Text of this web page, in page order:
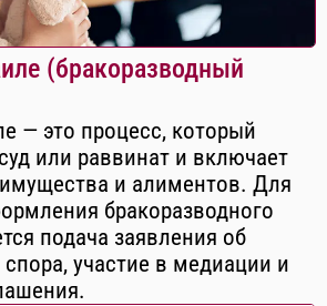
(бракоразводный
— это процесс, который
или раввинат и включает
и алиментов. Для
бракоразводного
подача заявления об
участие в медиации и